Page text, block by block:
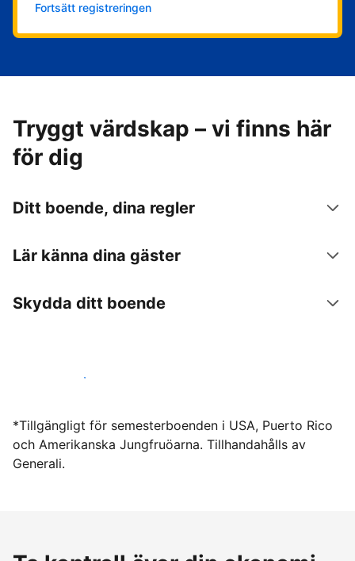
Fortsätt registreringen
Tryggt värdskap – vi finns här
för dig
Ditt boende, dina regler
Lär känna dina gäster
Skydda ditt boende
Hyr ut hos oss idag
*Tillgängligt för semesterboenden i USA, Puerto Rico
och Amerikanska Jungfruöarna. Tillhandahålls av
Generali.